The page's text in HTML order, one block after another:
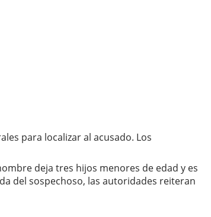
para localizar al acusado. Los
deja tres hijos menores de edad y es
del sospechoso, las autoridades reiteran